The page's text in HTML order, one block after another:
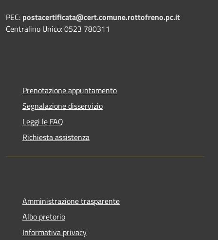
PEC: postacertificata@cert.comune.rottofreno.pc.it
Centralino Unico: 0523 780311
Prenotazione appuntamento
Segnalazione disservizio
Leggi le FAQ
Richiesta assistenza
Amministrazione trasparente
Albo pretorio
Informativa privacy